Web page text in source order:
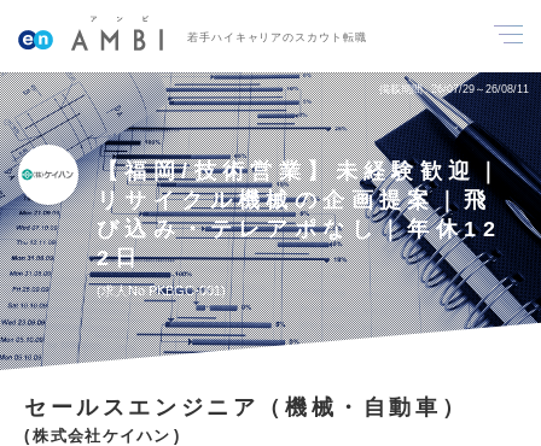
若手ハイキャリアのスカウト転職
掲載期間 26/07/29～26/08/11
【福岡/技術営業】未経験歓迎｜
リサイクル機械の企画提案｜飛
び込み・テレアポなし｜年休12
2日
求人No.PKBGC-001
セールスエンジニア（機械・自動車）
株式会社ケイハン